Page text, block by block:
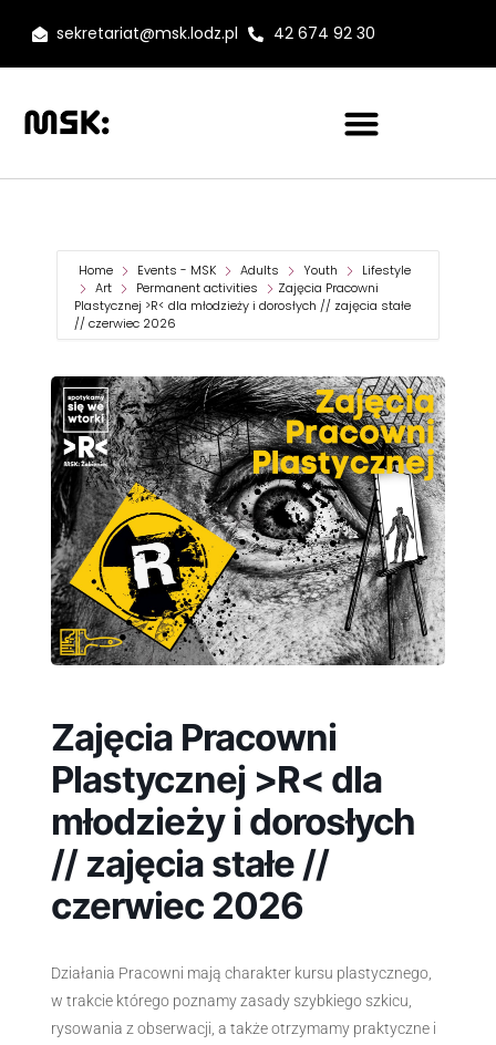
sekretariat@msk.lodz.pl 42 674 92 30
Home Events - MSK Adults Youth
Lifestyle
Art
Permanent activities
Zajęcia Pracowni
Plastycznej >R< dla młodzieży i dorosłych // zajęcia stałe
// czerwiec 2026
Zajęcia Pracowni
Plastycznej >R< dla
młodzieży i dorosłych
// zajęcia stałe //
czerwiec 2026
Działania Pracowni mają charakter kursu plastycznego,
w trakcie którego poznamy zasady szybkiego szkicu,
rysowania z obserwacji, a także otrzymamy praktyczne i